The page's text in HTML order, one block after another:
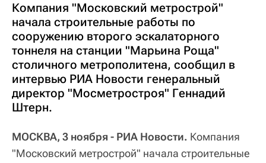
Компания "Московский метрострой"
начала строительные работы по
сооружению второго эскалаторного
тоннеля на станции "Марьина Роща"
столичного метрополитена, сообщил в
интервью РИА Новости генеральный
директор "Мосметростроя" Геннадий
Штерн.
МОСКВА, 3 ноября - РИА Новости. Компания
"Московский метрострой" начала строительные